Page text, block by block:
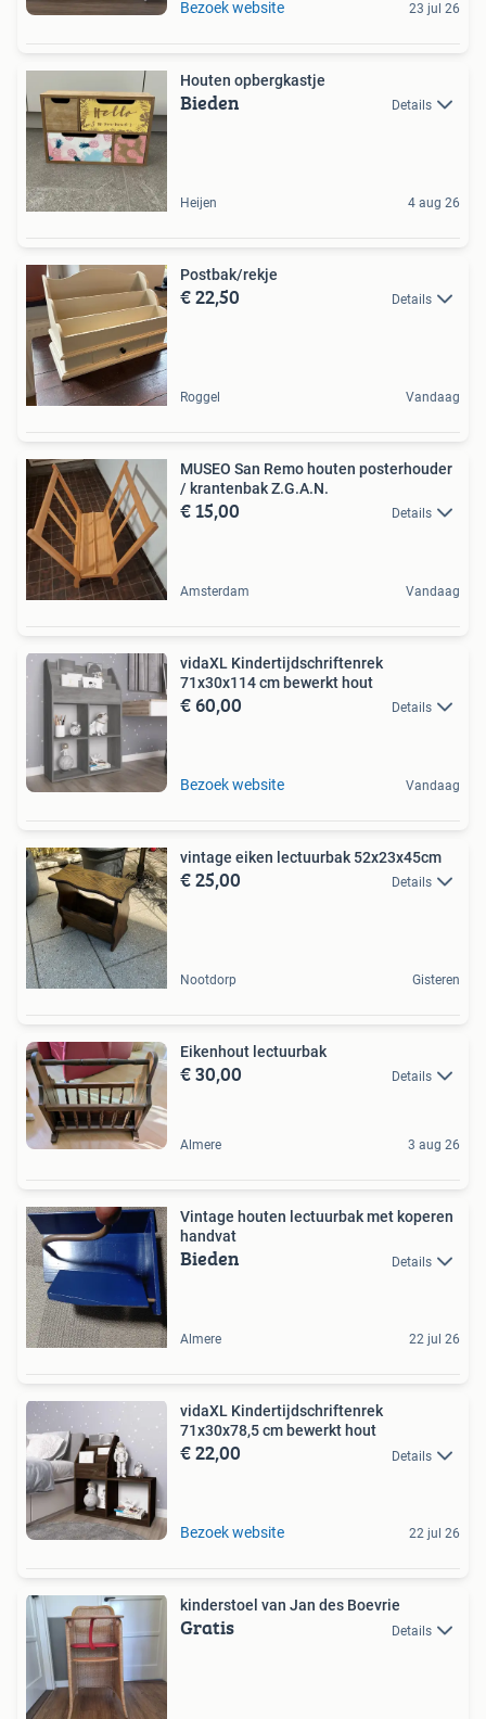
Bezoek website 23 jul 26
Houten opbergkastje
Bieden Details
Heijen 4 aug 26
Postbak/rekje
€ 22,50 Details
Roggel Vandaag
MUSEO San Remo houten posterhouder
/ krantenbak Z.G.A.N.
€ 15,00 Details
Amsterdam Vandaag
vidaXL Kindertijdschriftenrek
71x30x114 cm bewerkt hout
€ 60,00 Details
Bezoek website Vandaag
vintage eiken lectuurbak 52x23x45cm
€ 25,00 Details
Nootdorp Gisteren
Eikenhout lectuurbak
€ 30,00 Details
Almere 3 aug 26
Vintage houten lectuurbak met koperen
handvat
Bieden Details
Almere 22 jul 26
vidaXL Kindertijdschriftenrek
71x30x78,5 cm bewerkt hout
€ 22,00 Details
Bezoek website 22 jul 26
kinderstoel van Jan des Boevrie
Gratis Details